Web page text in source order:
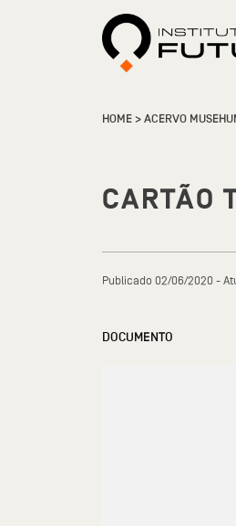
HOME>ACERVO
CARTÃO
Publicado 02/06/2020 -
DOCUMENTO